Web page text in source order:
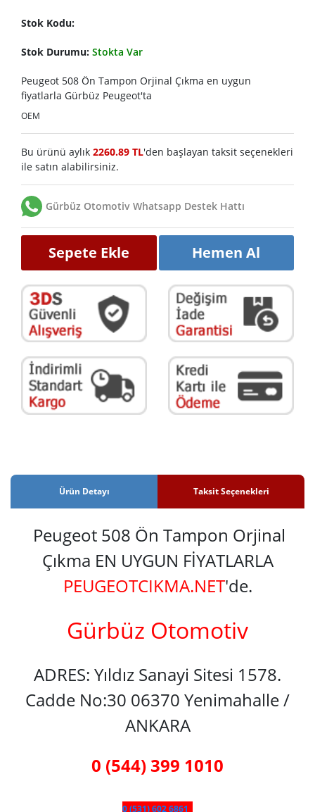
Stok Kodu:
Stok Durumu: Stokta Var
Peugeot 508 Ön Tampon Orjinal Çıkma en uygun
fiyatlarla Gürbüz Peugeot'ta
OEM
Bu ürünü aylık 2260.89 TL'den başlayan taksit seçenekleri
ile satın alabilirsiniz.
Gürbüz Otomotiv Whatsapp Destek Hattı
Sepete Ekle Hemen Al
Ürün Detayı Taksit Seçenekleri
Peugeot 508 Ön Tampon Orjinal
Çıkma EN UYGUN FİYATLARLA
PEUGEOTCIKMA.NET'de.
Gürbüz Otomotiv
ADRES: Yıldız Sanayi Sitesi 1578.
Cadde No:30 06370 Yenimahalle /
ANKARA
0 (544) 399 1010
0 (531) 602 6861